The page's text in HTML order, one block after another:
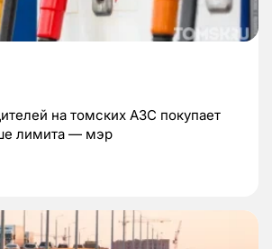
на томских АЗС покупает
лимита — мэр